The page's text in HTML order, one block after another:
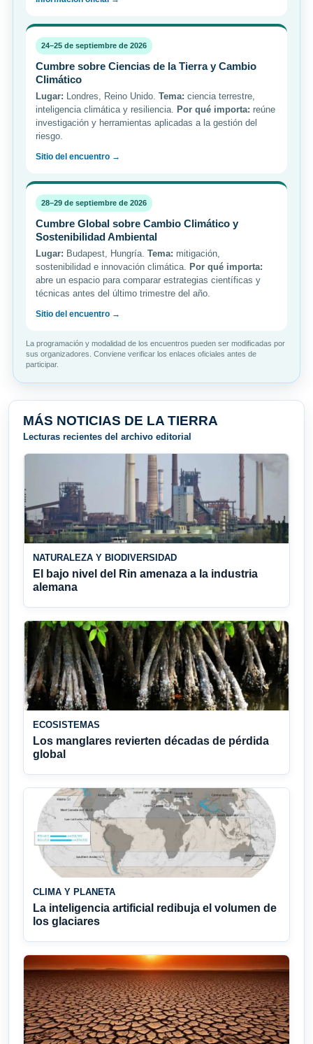
24–25 de septiembre de 2026
Cumbre sobre Ciencias de la Tierra y Cambio
Climático
Lugar: Londres, Reino Unido. Tema: ciencia terrestre,
inteligencia climática y resiliencia.
Por qué importa: reúne
investigación y herramientas aplicadas a la gestión del
riesgo.
Sitio del encuentro →
28–29 de septiembre de 2026
Cumbre Global sobre Cambio Climático y
Sostenibilidad Ambiental
Lugar: Budapest, Hungría. Tema: mitigación,
sostenibilidad e innovación climática.
Por qué importa:
abre un espacio para comparar estrategias científicas y
técnicas antes del último trimestre del año.
Sitio del encuentro →
La programación y modalidad de los encuentros pueden ser modificadas por
sus organizadores. Conviene verificar los enlaces oficiales antes de
participar.
MÁS NOTICIAS DE LA TIERRA
Lecturas recientes del archivo editorial
NATURALEZA Y BIODIVERSIDAD
El bajo nivel del Rin amenaza a la industria
alemana
ECOSISTEMAS
Los manglares revierten décadas de pérdida
global
CLIMA Y PLANETA
La inteligencia artificial redibuja el volumen de
los glaciares